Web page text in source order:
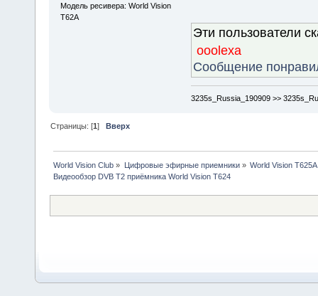
Модель ресивера: World Vision
T62A
Эти пользователи
ooolexa
Сообщение
3235s_Russia_190909 >>
Страницы: [1] Вверх
World Vision Club » Цифровые эфирные приемники» World Vision
Видеообзор DVB T2 приёмника World Vision T624